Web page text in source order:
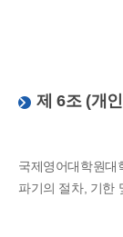
제 6조 (개
국제영어대학원대
파기의 절차, 기한